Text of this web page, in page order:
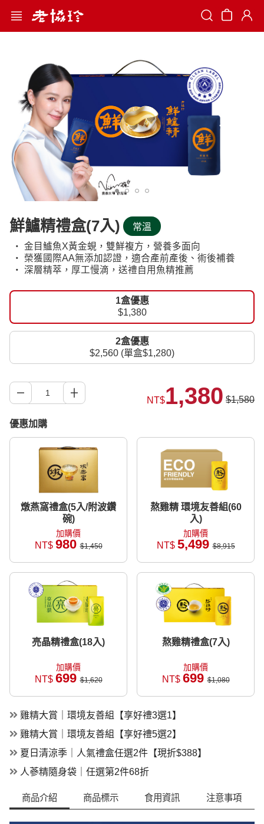
Search
鮮鱸精禮盒(7入)
常溫
‧ 金目鱸魚X黃金蜆，雙鮮複方，營養多面向
‧ 榮獲國際AA無添加認證，適合產前產後、術後補養
‧ 深層精萃，厚工慢滴，送禮自用魚精推薦
1盒優惠
$1,380
2盒優惠
$2,560 (單盒$1,280)
NT$1,380 $1,580
優惠加購
燉燕窩禮盒(5入/附波鑽
碗)
加購價
NT$ 980$1,450
熬雞精 環境友善組(60
入)
加購價
NT$ 5,499$8,915
亮晶精禮盒(18入)
加購價
NT$ 699$1,620
熬雞精禮盒(7入)
加購價
NT$ 699$1,080
雞精大賞｜環境友善組【享好禮3選1】
雞精大賞｜環境友善組【享好禮5選2】
夏日清涼季｜人氣禮盒任選2件【現折$388】
人蔘精隨身袋｜任選第2件68折
商品介紹 商品標示 食用資訊 注意事項